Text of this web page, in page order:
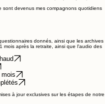
à 1 mois
ici les commentaires authentiques
de départ d'une nouvelle façon d'être
une clarté intérieure que je croyais perdue
devenus mes compagnons quotidiens